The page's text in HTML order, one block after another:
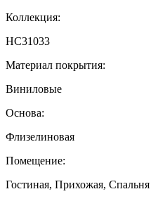
Коллекция:
HC31033
Материал покрытия:
Виниловые
Основа:
Флизелиновая
Помещение:
Гостиная, Прихожая, Спальня